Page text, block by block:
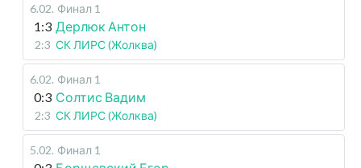
6.02. Финал 1
1:3 Дерлюк Антон
2:3 СК ЛИРС (Жолква)
6.02. Финал 1
0:3 Солтис Вадим
2:3 СК ЛИРС (Жолква)
5.02. Финал 1